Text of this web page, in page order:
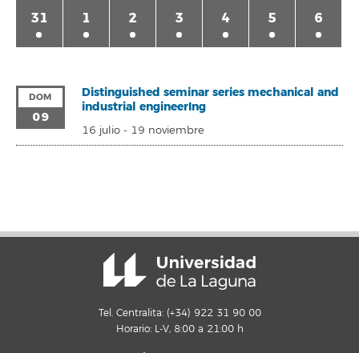
31 1 2 3 4 5 6
DOM
09
Distinguished seminar series mechanical and
industrial engineerIng
16 julio- 19 noviembre
Tel. Centralita: (+34) 922 31 90 00
Horario: L-V, 8:00 a 21:00 h